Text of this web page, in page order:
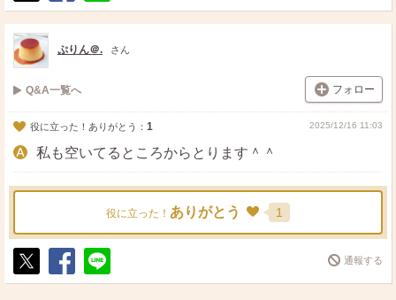
ポ
ス
ト
シ
ェ
送
る
ぷりん＠. さん
Q&A一覧へ フォロー
役に立った！ありがとう： 1 2025/12/16 11:03
私も空いてるところからとります＾＾
役に立った！ ありがとう 1
ポ
シ
送
通報する